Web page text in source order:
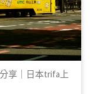
享｜日本trifa上